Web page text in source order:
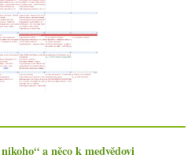
a něco k medvědovi